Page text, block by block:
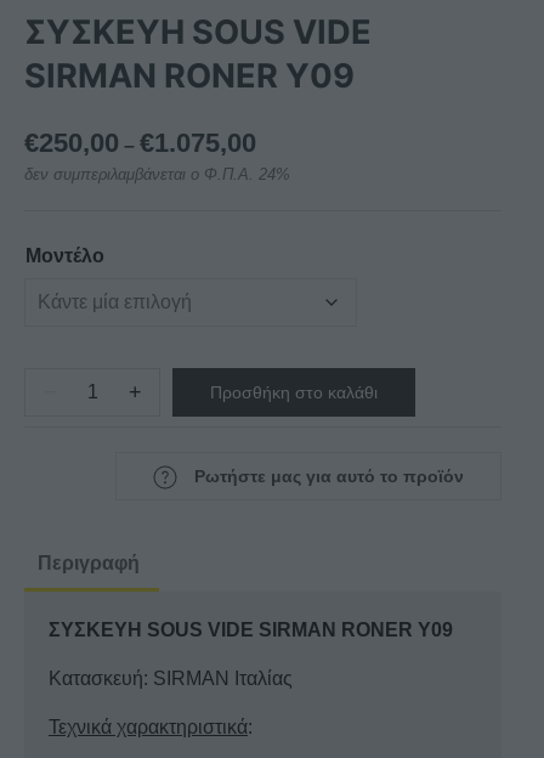
ΣΥΣΚΕΥΗ SOUS VIDE
SIRMAN RONER Y09
€250,00 – €1.075,00
range:
δεν συμπεριλαμβάνεται ο Φ.Π.Α. 24%
Μοντέλο
ΣΥΣΚΕΥΗ
ποσότητα
+ Προσθήκη στο καλάθι
Ρωτήστε μας για αυτό το προϊόν
Περιγραφή
ΣΥΣΚΕΥΗ SOUS VIDE SIRMAN RONER Y09
Κατασκευή: SIRMAN Ιταλίας
Τεχνικά χαρακτηριστικά: